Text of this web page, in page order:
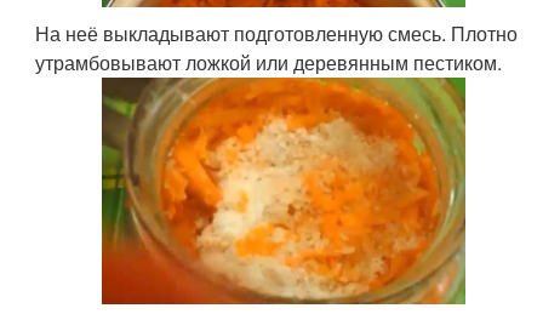
На неё выкладывают подготовленную смесь. Плотно
утрамбовывают ложкой или деревянным пестиком.